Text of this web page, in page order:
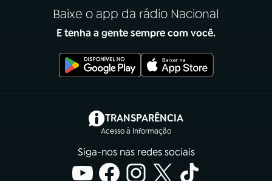
Baixe o app da rádio Nacional
E tenha a gente sempre com você.
TRANSPARÊNCIA
Acesso à Informação
(abre em nova aba)
Siga-nos nas redes sociais